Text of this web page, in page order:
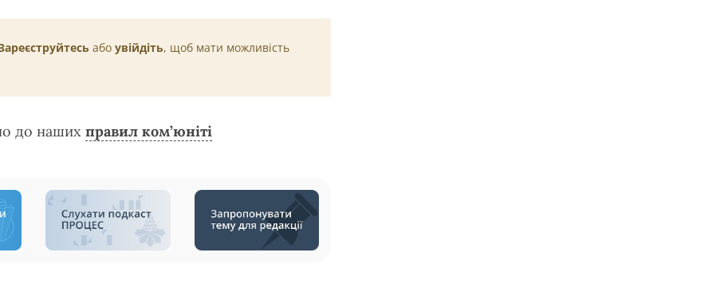
або увійдіть, щоб мати можливість
до наших правил ком’юніті